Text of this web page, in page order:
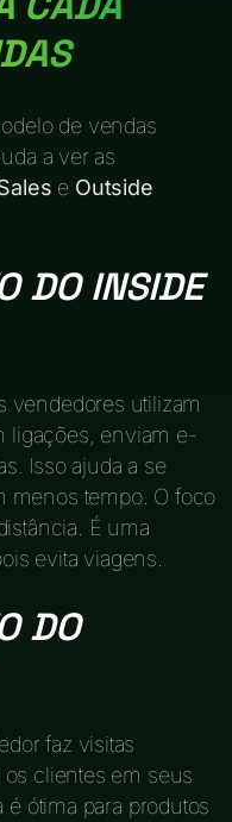
de vendas
a ver as
e Outside
DO INSIDE
vendedores utilizam
ligações, enviam e-
Isso ajuda a se
menos tempo. O foco
É uma
evita viagens.
DO
faz visitas
clientes em seus
ótima para produtos